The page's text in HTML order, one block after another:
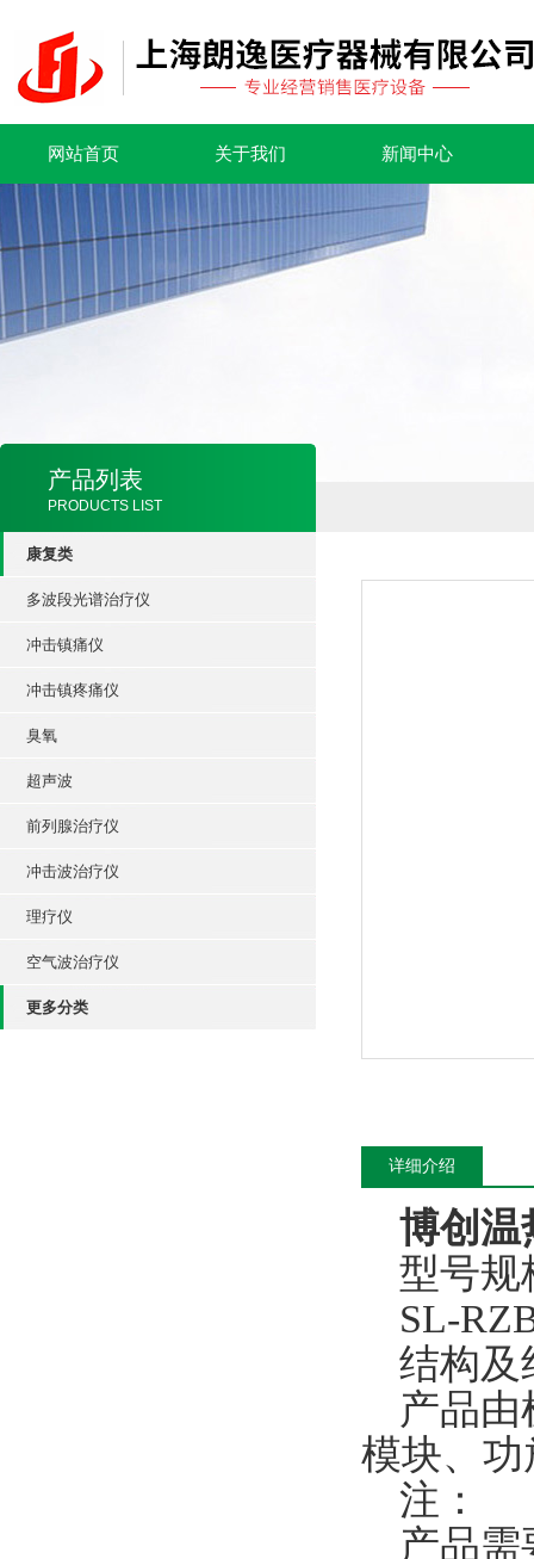
网站首页 关于我们 新闻中心
产品列表
PRODUCTS LIST
康复类
多波段光谱治疗仪
冲击镇痛仪
冲击镇疼痛仪
臭氧
超声波
前列腺治疗仪
冲击波治疗仪
理疗仪
空气波治疗仪
更多分类
详细介绍
博创温
型号规
SL-
结构及
产品
模块、
注：
产品